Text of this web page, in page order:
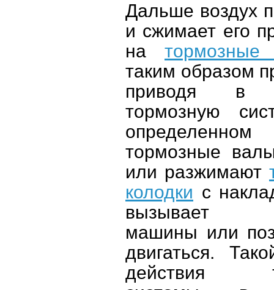
Дальше воздух
и сжимает его
на тормозные
таким образом
приводя в
тормозную
определенном
тормозные
или разжимают
колодки с
вызывает
машины или
двигаться.
действия